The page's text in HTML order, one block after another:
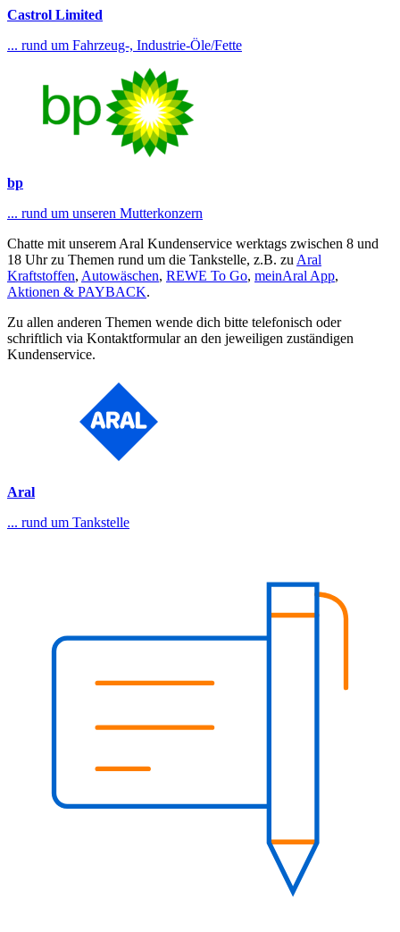
Castrol Limited
... rund um Fahrzeug-, Industrie-Öle/Fette
bp
... rund um unseren Mutterkonzern
Chatte mit unserem Aral Kundenservice werktags zwischen 8 und
18 Uhr zu Themen rund um die Tankstelle, z.B. zu Aral
Kraftstoffen, Autowäschen, REWE To Go, meinAral App,
Aktionen & PAYBACK.
Zu allen anderen Themen wende dich bitte telefonisch oder
schriftlich via Kontaktformular an den jeweiligen zuständigen
Kundenservice.
Aral
... rund um Tankstelle